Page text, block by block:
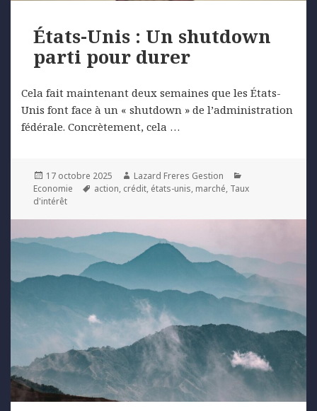
États-Unis : Un shutdown
parti pour durer
Cela fait maintenant deux semaines que les États-
Unis font face à un « shutdown » de l’administration
fédérale. Concrètement, cela …
Posted
on
17 octobre 2025 Author
Lazard Freres Gestion
Economie
Tags
action, crédit, états-unis, marché, Taux
d'intérêt